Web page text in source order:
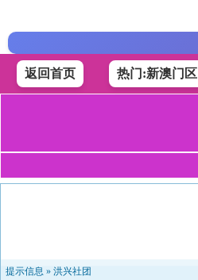
返回首页 热门:新澳门区
提示信息 » 洪兴社团